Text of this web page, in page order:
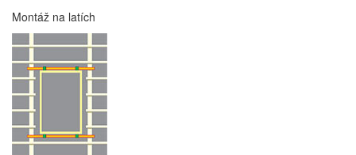
Montáž na latích